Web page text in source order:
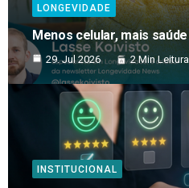
LONGEVIDADE
Menos celular, mais saúde
29. Jul 2026 2 Min Leitura
INSTITUCIONAL